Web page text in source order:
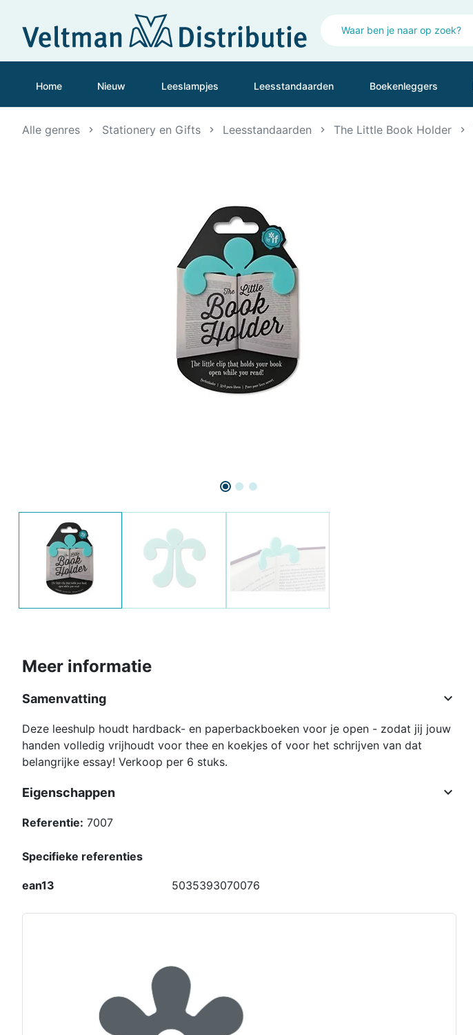
Home Nieuw Leeslampjes Leesstandaarden Boekenleggers
Alle genres Stationery en Gifts Leesstandaarden The Little Book Holder
Meer informatie
Samenvatting 
Deze leeshulp houdt hardback- en paperbackboeken voor je open - zodat jij jouw
handen volledig vrijhoudt voor thee en koekjes of voor het schrijven van dat
belangrijke essay! Verkoop per 6 stuks.
Eigenschappen 
Referentie: 7007
Specifieke referenties
ean13 5035393070076